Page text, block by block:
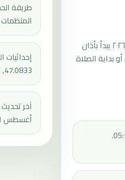
موعد صلاة الجمعة القادمة في بورج بتاريخ الجمعة، ٧ أغسطس ٢٠٢٦ يبدأ بأذان
ثم إقامة الجمعة أو بداية الصلاة
طريقة
إحداثيات
47.0833, 2.4000.
أغسطس ٢٠٢٦ في ١٢:٥٦ ص.